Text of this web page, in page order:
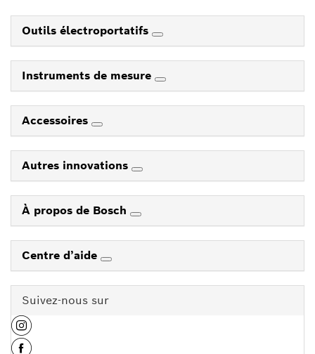
Outils électroportatifs
Instruments de mesure
Accessoires
Autres innovations
À propos de Bosch
Centre d’aide
Suivez-nous sur